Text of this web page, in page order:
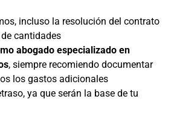
incluso la resolución del contrato
cantidades
abogado especializado en
, siempre recomiendo documentar
los gastos adicionales
ya que serán la base de tu